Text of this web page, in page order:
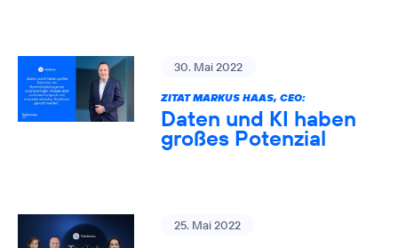
30. Mai 2022
ZITAT MARKUS HAAS, CEO:
Daten und KI haben
großes Potenzial
25. Mai 2022